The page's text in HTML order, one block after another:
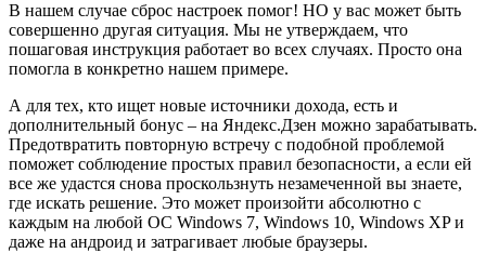
В нашем случае сброс настроек помог! НО у вас может быть
совершенно другая ситуация. Мы не утверждаем, что
пошаговая инструкция работает во всех случаях. Просто она
помогла в конкретно нашем примере.
А для тех, кто ищет новые источники дохода, есть и
дополнительный бонус – на Яндекс.Дзен можно зарабатывать.
Предотвратить повторную встречу с подобной проблемой
поможет соблюдение простых правил безопасности, а если ей
все же удастся снова проскользнуть незамеченной вы знаете,
где искать решение. Это может произойти абсолютно с
каждым на любой OC Windows 7, Windows 10, Windows XP и
даже на андроид и затрагивает любые браузеры.